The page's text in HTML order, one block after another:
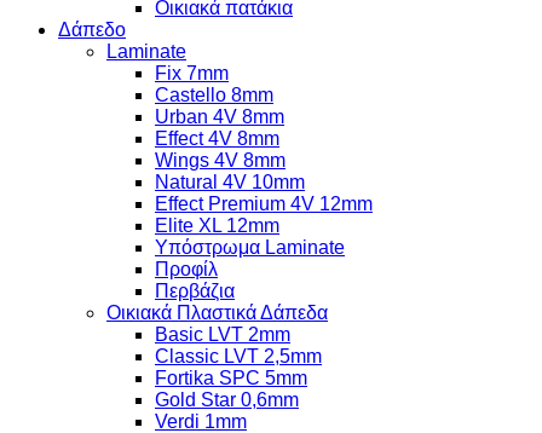
Οικιακά πατάκια
Δάπεδο
Laminate
Fix 7mm
Castello 8mm
Urban 4V 8mm
Effect 4V 8mm
Wings 4V 8mm
Natural 4V 10mm
Effect Premium 4V 12mm
Elite XL 12mm
Υπόστρωμα Laminate
Προφίλ
Περβάζια
Οικιακά Πλαστικά Δάπεδα
Basic LVT 2mm
Classic LVT 2,5mm
Fortika SPC 5mm
Gold Star 0,6mm
Verdi 1mm